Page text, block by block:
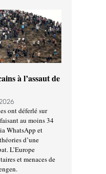
à l’assaut de
ont déferlé sur
au moins 34
WhatsApp et
d’une
L’Europe
et menaces de